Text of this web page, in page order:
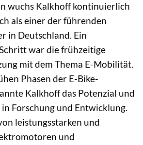
wuchs Kalkhoff kontinuierlich
als einer der führenden
in Deutschland. Ein
war die frühzeitige
mit dem Thema E-Mobilität.
Phasen der E-Bike-
Kalkhoff das Potenzial und
Forschung und Entwicklung.
leistungsstarken und
und